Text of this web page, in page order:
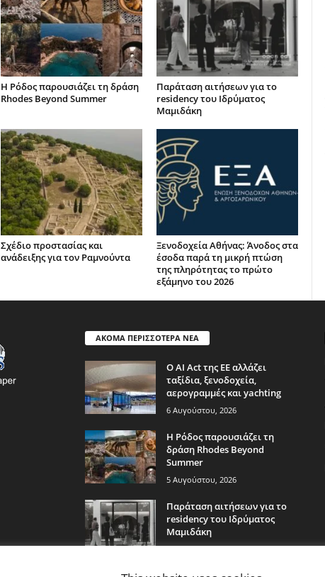
Η Ρόδος παρουσιάζει τη δράση
Rhodes Beyond Summer
Παράταση αιτήσεων για το
residency του Ιδρύματος
Μαμιδάκη
Σχέδιο προστασίας και
ανάδειξης για τον Ραμνούντα
Ξενοδοχεία Αθήνας: Άνοδος στα
έσοδα παρά τη μικρή πτώση
της πληρότητας το πρώτο
εξάμηνο του 2026
ΑΚΟΜΑ ΠΕΡΙΣΣΟΤΕΡΑ ΝΕΑ
Ο AI Act της ΕΕ αλλάζει
ταξίδια, ξενοδοχεία,
αερογραμμές και yachting
6 Αυγούστου, 2026
Η Ρόδος παρουσιάζει τη
δράση Rhodes Beyond
Summer
5 Αυγούστου, 2026
Παράταση αιτήσεων για το
residency του Ιδρύματος
Μαμιδάκη
5 Αυγούστου, 2026